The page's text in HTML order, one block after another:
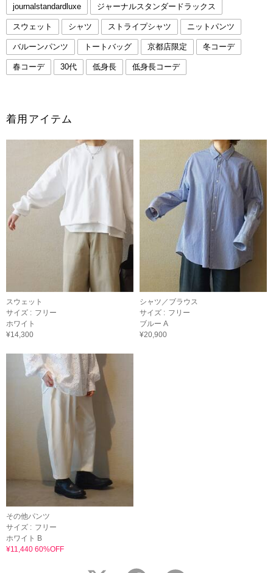
journalstandardluxe ジャーナルスタンダードラックス
スウェット シャツ ストライプシャツ ニットパンツ
バルーンパンツ トートバッグ 京都店限定 冬コーデ
春コーデ 30代 低身長 低身長コーデ
着用アイテム
スウェット
サイズ : フリー
ホワイト
¥14,300
シャツ／ブラウス
サイズ : フリー
ブルー A
¥20,900
その他パンツ
サイズ : フリー
ホワイト B
¥11,440 60%OFF